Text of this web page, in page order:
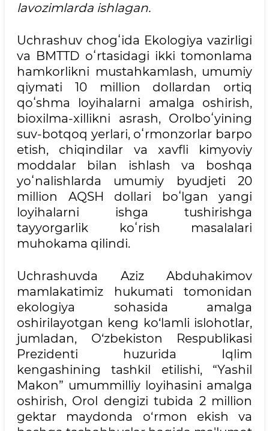
lavozimlarda ishlagan.
Uchrashuv chogʻida Ekologiya vazirligi
va BMTTD oʻrtasidagi ikki tomonlama
hamkorlikni mustahkamlash, umumiy
qiymati 10 million dollardan ortiq
qoʻshma loyihalarni amalga oshirish,
bioxilma-xillikni asrash, Orolboʻyining
suv-botqoq yerlari, oʻrmonzorlar barpo
etish, chiqindilar va xavfli kimyoviy
moddalar bilan ishlash va boshqa
yoʻnalishlarda umumiy byudjeti 20
million AQSH dollari boʻlgan yangi
loyihalarni ishga tushirishga
tayyorgarlik koʻrish masalalari
muhokama qilindi.
Uchrashuvda Aziz Abduhakimov
mamlakatimiz hukumati tomonidan
ekologiya sohasida amalga
oshirilayotgan keng ko‘lamli islohotlar,
jumladan, O‘zbekiston Respublikasi
Prezidenti huzurida Iqlim
kengashining tashkil etilishi, “Yashil
Makon” umummilliy loyihasini amalga
oshirish, Orol dengizi tubida 2 million
gektar maydonda o‘rmon ekish va